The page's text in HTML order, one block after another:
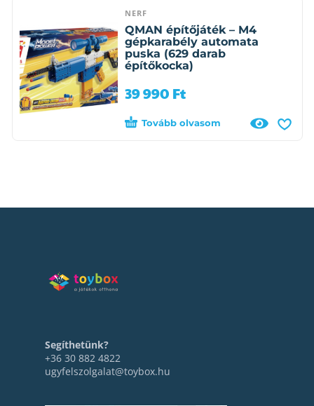
NERF
QMAN építőjáték – M4
gépkarabély automata
puska (629 darab
építőkocka)
39 990 Ft
Tovább olvasom
Segíthetünk?
+36 30 882 4822
ugyfelszolgalat@toybox.hu